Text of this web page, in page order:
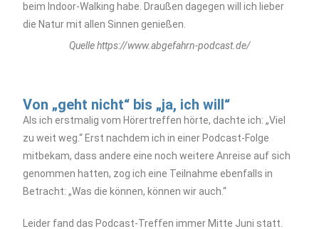
beim Indoor-Walking habe. Draußen dagegen will ich lieber
die Natur mit allen Sinnen genießen.
Quelle https://www.abgefahrn-podcast.de/
Von „geht nicht“ bis „ja, ich will“
Als ich erstmalig vom Hörertreffen hörte, dachte ich: „Viel
zu weit weg.“ Erst nachdem ich in einer Podcast-Folge
mitbekam, dass andere eine noch weitere Anreise auf sich
genommen hatten, zog ich eine Teilnahme ebenfalls in
Betracht: „Was die können, können wir auch.“
Leider fand das Podcast-Treffen immer Mitte Juni statt.